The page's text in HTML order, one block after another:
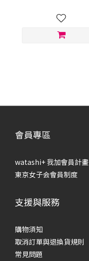
會員專區
watashi+ 我加會員計畫
東京女子会會員制度
支援與服務
購物須知
取消訂單與退換貨規則
常見問題